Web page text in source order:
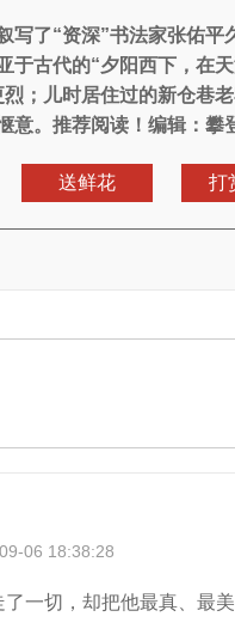
写了“资深”书法家张佑
于古代的“夕阳西下，在
；儿时居住过的新仓巷
意。推荐阅读！编辑：攀
送鲜花 打
06 18:38:28
一切，却把他最真、最